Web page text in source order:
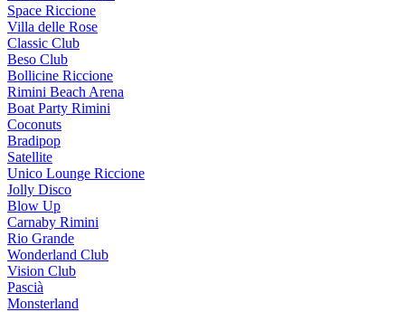
Space Riccione
Villa delle Rose
Classic Club
Beso Club
Bollicine Riccione
Rimini Beach Arena
Boat Party Rimini
Coconuts
Bradipop
Satellite
Unico Lounge Riccione
Jolly Disco
Blow Up
Carnaby Rimini
Rio Grande
Wonderland Club
Vision Club
Pascià
Monsterland